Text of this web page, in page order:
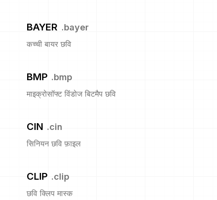
BAYER .bayer
कच्ची बायर छवि
BMP .bmp
माइक्रोसॉफ्ट विंडोज बिटमैप छवि
CIN .cin
सिनियन छवि फ़ाइल
CLIP .clip
छवि क्लिप मास्क